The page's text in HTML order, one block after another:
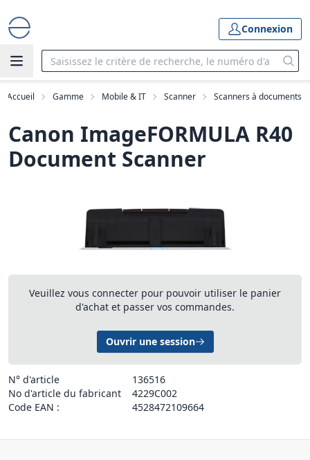
Connexion
Accueil Gamme Mobile & IT Scanner Scanners à documents
Canon ImageFORMULA R40
Document Scanner
Veuillez vous connecter pour pouvoir utiliser le panier
d'achat et passer vos commandes.
Ouvrir une session
N° d'article
136516
No d'article du fabricant
4229C002
Code EAN :
4528472109664